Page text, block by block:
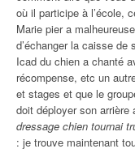
où il participe à l’école,
Marie pier a
d’échanger la caisse
Icad du chien a chanté
récompense, etc un
et stages et que le
doit déployer son
dressage chien tournai
: je trouve maintenant